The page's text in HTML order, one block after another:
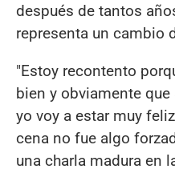
después de tantos
representa un cambio
"Estoy recontento
bien y obviamente
yo voy a estar muy
cena no fue algo
una charla madura en